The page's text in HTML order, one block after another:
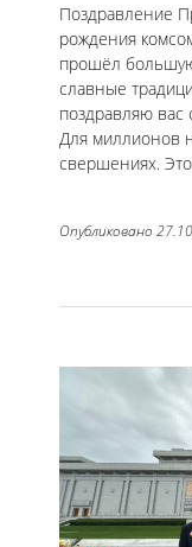
Поздравление
рождения
прошёл
славные
поздравляю
Для миллионов
свершениях. Это
Опубликовано